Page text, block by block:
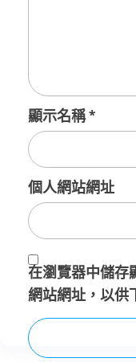
顯示名稱*
個人網站網址
在瀏覽器中儲存
網站網址，以供